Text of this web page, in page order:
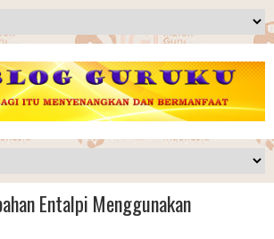
Entalpi Menggunakan